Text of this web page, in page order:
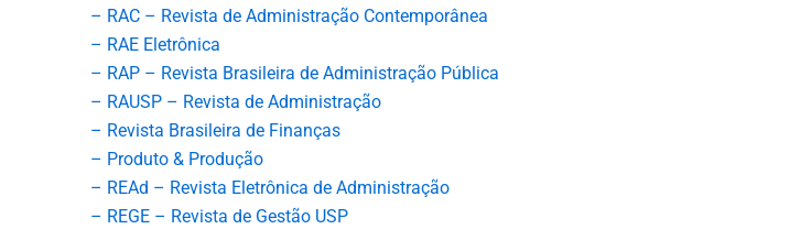
– RAC – Revista de Administração Contemporânea
– RAE Eletrônica
– RAP – Revista Brasileira de Administração Pública
– RAUSP – Revista de Administração
– Revista Brasileira de Finanças
– Produto & Produção
– REAd – Revista Eletrônica de Administração
– REGE – Revista de Gestão USP